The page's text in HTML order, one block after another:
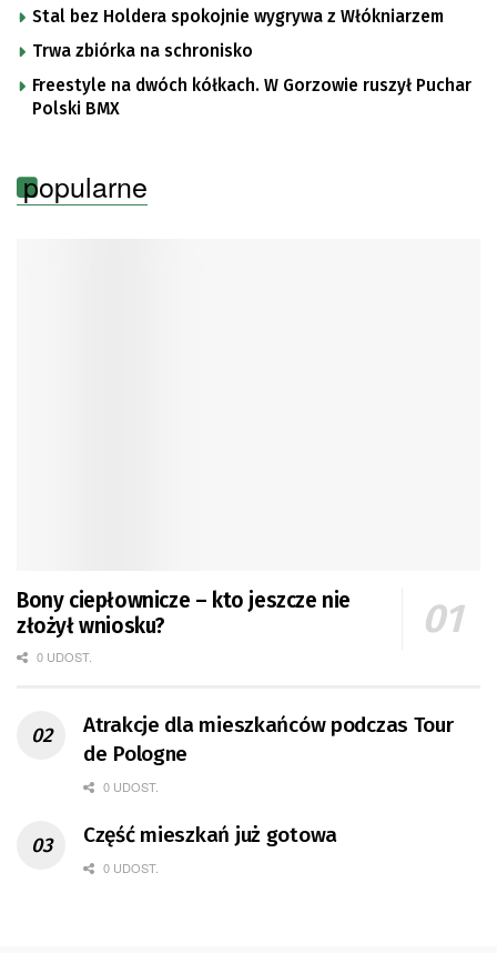
Stal bez Holdera spokojnie wygrywa z Włókniarzem
Trwa zbiórka na schronisko
Freestyle na dwóch kółkach. W Gorzowie ruszył Puchar
Polski BMX
popularne
Bony ciepłownicze – kto jeszcze nie
złożył wniosku?
0 UDOST.
Atrakcje dla mieszkańców podczas Tour
de Pologne
0 UDOST.
Część mieszkań już gotowa
0 UDOST.